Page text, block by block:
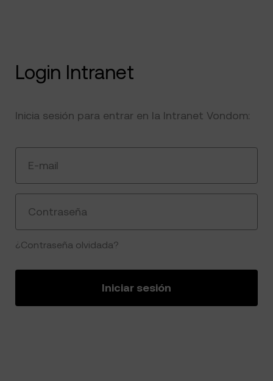
Login Intranet
Inicia sesión para entrar en la Intranet Vondom:
E-mail
Contraseña
¿Contraseña olvidada?
Iniciar sesión